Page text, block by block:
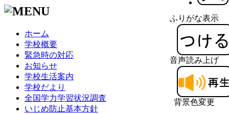
ふりがな表示
音声読み上げ
背景色変更
ホーム
学校概要
緊急時の対応
お知らせ
学校生活案内
学校だより
全国学力学習状況調査
いじめ防止基本方針